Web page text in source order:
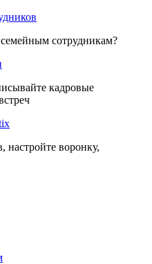
сотрудникам?
кадровые
настройте воронку,